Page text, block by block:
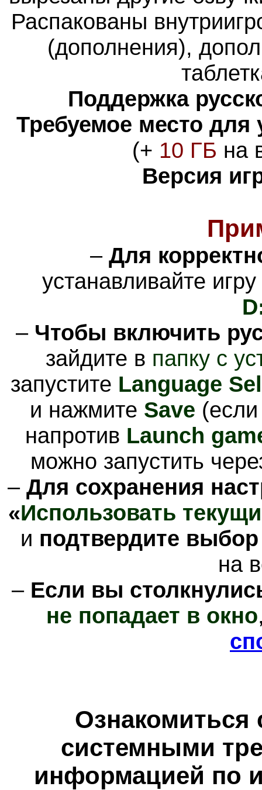
Распакованы
(дополнения),
Поддержка
Требуемое место для
(+ 10 ГБ на
Версия
– Для
устанавливайте игру
– Чтобы включить
зайдите в папку с
запустите Language
и нажмите Save
напротив Launch
можно запустить
– Для сохранения
«Использовать
и подтвердите выбор
на
– Если вы
не попадает в окно
Ознакомиться
системными
информацией по